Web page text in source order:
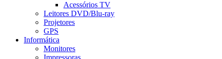
Acessórios TV
Leitores DVD/Blu-ray
Projetores
GPS
Informática
Monitores